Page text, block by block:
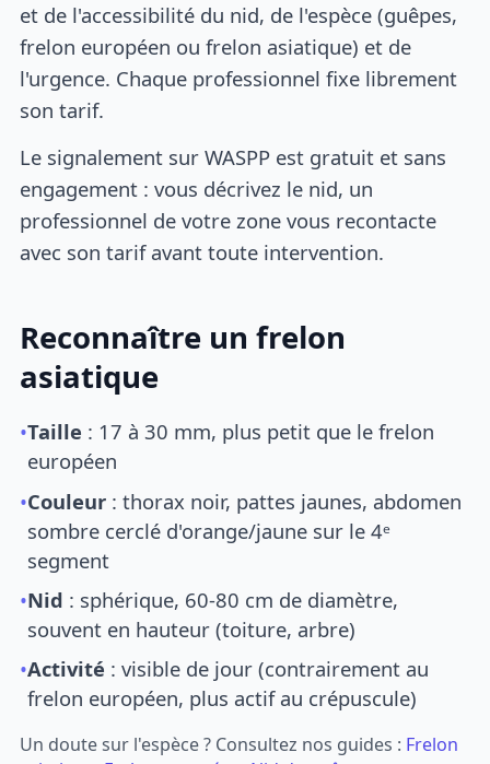
et de l'accessibilité du nid, de l'espèce (guêpes,
frelon européen ou frelon asiatique) et de
l'urgence. Chaque professionnel fixe librement
son tarif.
Le signalement sur WASPP est gratuit et sans
engagement : vous décrivez le nid, un
professionnel de votre zone vous recontacte
avec son tarif avant toute intervention.
Reconnaître un frelon
asiatique
•Taille : 17 à 30 mm, plus petit que le frelon
européen
•Couleur : thorax noir, pattes jaunes, abdomen
sombre cerclé d'orange/jaune sur le 4ᵉ
segment
•Nid : sphérique, 60-80 cm de diamètre,
souvent en hauteur (toiture, arbre)
•Activité : visible de jour (contrairement au
frelon européen, plus actif au crépuscule)
Un doute sur l'espèce ? Consultez nos guides : Frelon